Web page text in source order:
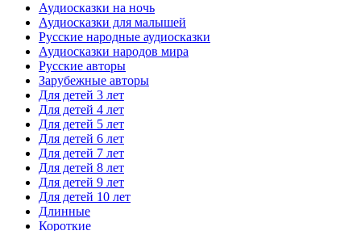
Аудиосказки на ночь
Аудиосказки для малышей
Русские народные аудиосказки
Аудиосказки народов мира
Русские авторы
Зарубежные авторы
Для детей 3 лет
Для детей 4 лет
Для детей 5 лет
Для детей 6 лет
Для детей 7 лет
Для детей 8 лет
Для детей 9 лет
Для детей 10 лет
Длинные
Короткие